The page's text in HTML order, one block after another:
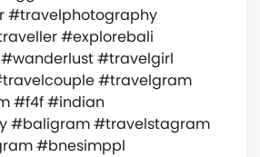
#travelphotography
#explorebali
#travelgirl
#travelgram
#f4f #indian
#baligram #travelstagram
#bnesimppl